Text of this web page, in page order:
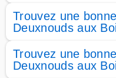
Trouvez une
Deuxnouds aux
Trouvez une
Deuxnouds aux